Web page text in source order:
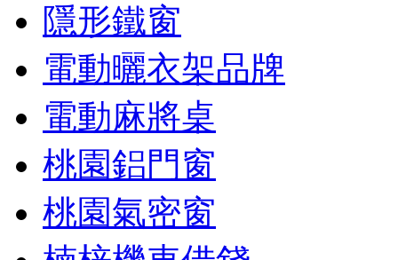
隱形鐵窗
電動曬衣架品牌
電動麻將桌
桃園鋁門窗
桃園氣密窗